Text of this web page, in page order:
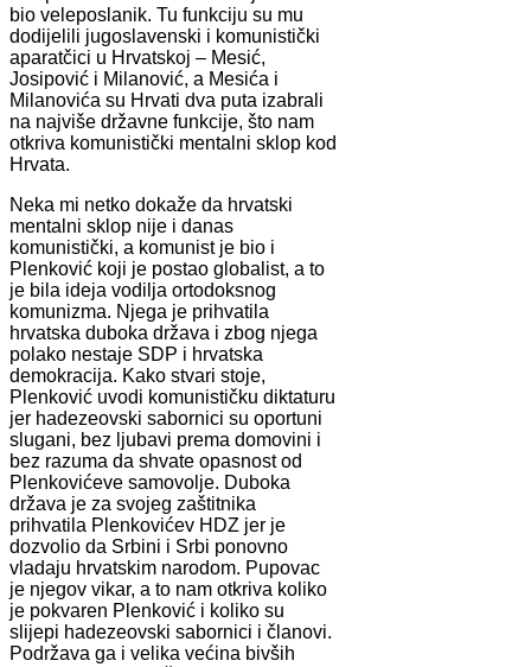
bio veleposlanik. Tu funkciju su mu
dodijelili jugoslavenski i komunistički
aparatčici u Hrvatskoj – Mesić,
Josipović i Milanović, a Mesića i
Milanovića su Hrvati dva puta izabrali
na najviše državne funkcije, što nam
otkriva komunistički mentalni sklop kod
Hrvata.
Neka mi netko dokaže da hrvatski
mentalni sklop nije i danas
komunistički, a komunist je bio i
Plenković koji je postao globalist, a to
je bila ideja vodilja ortodoksnog
komunizma. Njega je prihvatila
hrvatska duboka država i zbog njega
polako nestaje SDP i hrvatska
demokracija. Kako stvari stoje,
Plenković uvodi komunističku diktaturu
jer hadezeovski sabornici su oportuni
slugani, bez ljubavi prema domovini i
bez razuma da shvate opasnost od
Plenkovićeve samovolje. Duboka
država je za svojeg zaštitnika
prihvatila Plenkovićev HDZ jer je
dozvolio da Srbini i Srbi ponovno
vladaju hrvatskim narodom. Pupovac
je njegov vikar, a to nam otkriva koliko
je pokvaren Plenković i koliko su
slijepi hadezeovski sabornici i članovi.
Podržava ga i velika većina bivših